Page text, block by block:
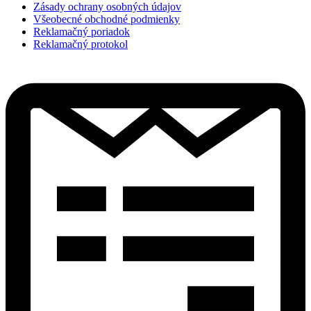
Zásady ochrany osobných údajov
Všeobecné obchodné podmienky
Reklamačný poriadok
Reklamačný protokol